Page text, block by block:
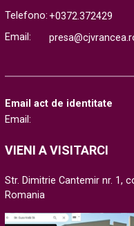
Telefono: +0372.372429
Email:
Email act de identitate
Email:
VIENI A VISITARCI
Str. Dimitrie Cantemir nr. 1,
Romania